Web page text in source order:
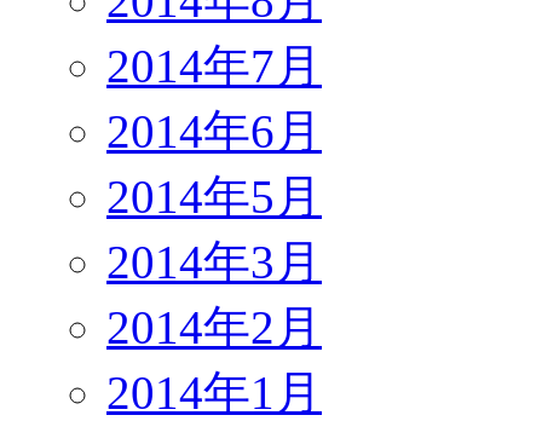
2014年7月
2014年6月
2014年5月
2014年3月
2014年2月
2014年1月